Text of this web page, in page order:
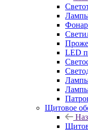
LED
Лампы
Щитовое